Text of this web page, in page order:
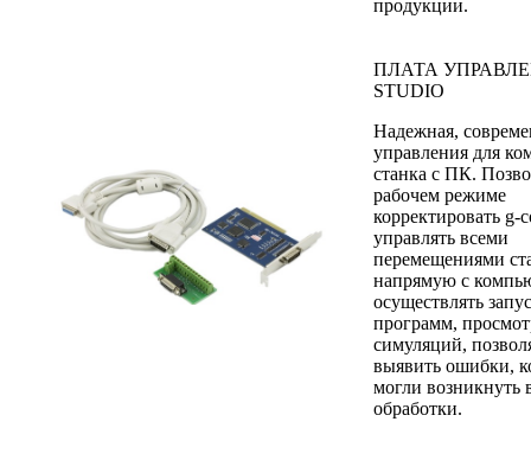
продукции.
ПЛАТА
STUDIO
Надежная,
управления для
станка с ПК.
рабочем режиме
корректировать g-
управлять всеми
перемещениями
напрямую с
осуществлять
программ,
симуляций,
выявить ошибки,
могли возникнуть
обработки.